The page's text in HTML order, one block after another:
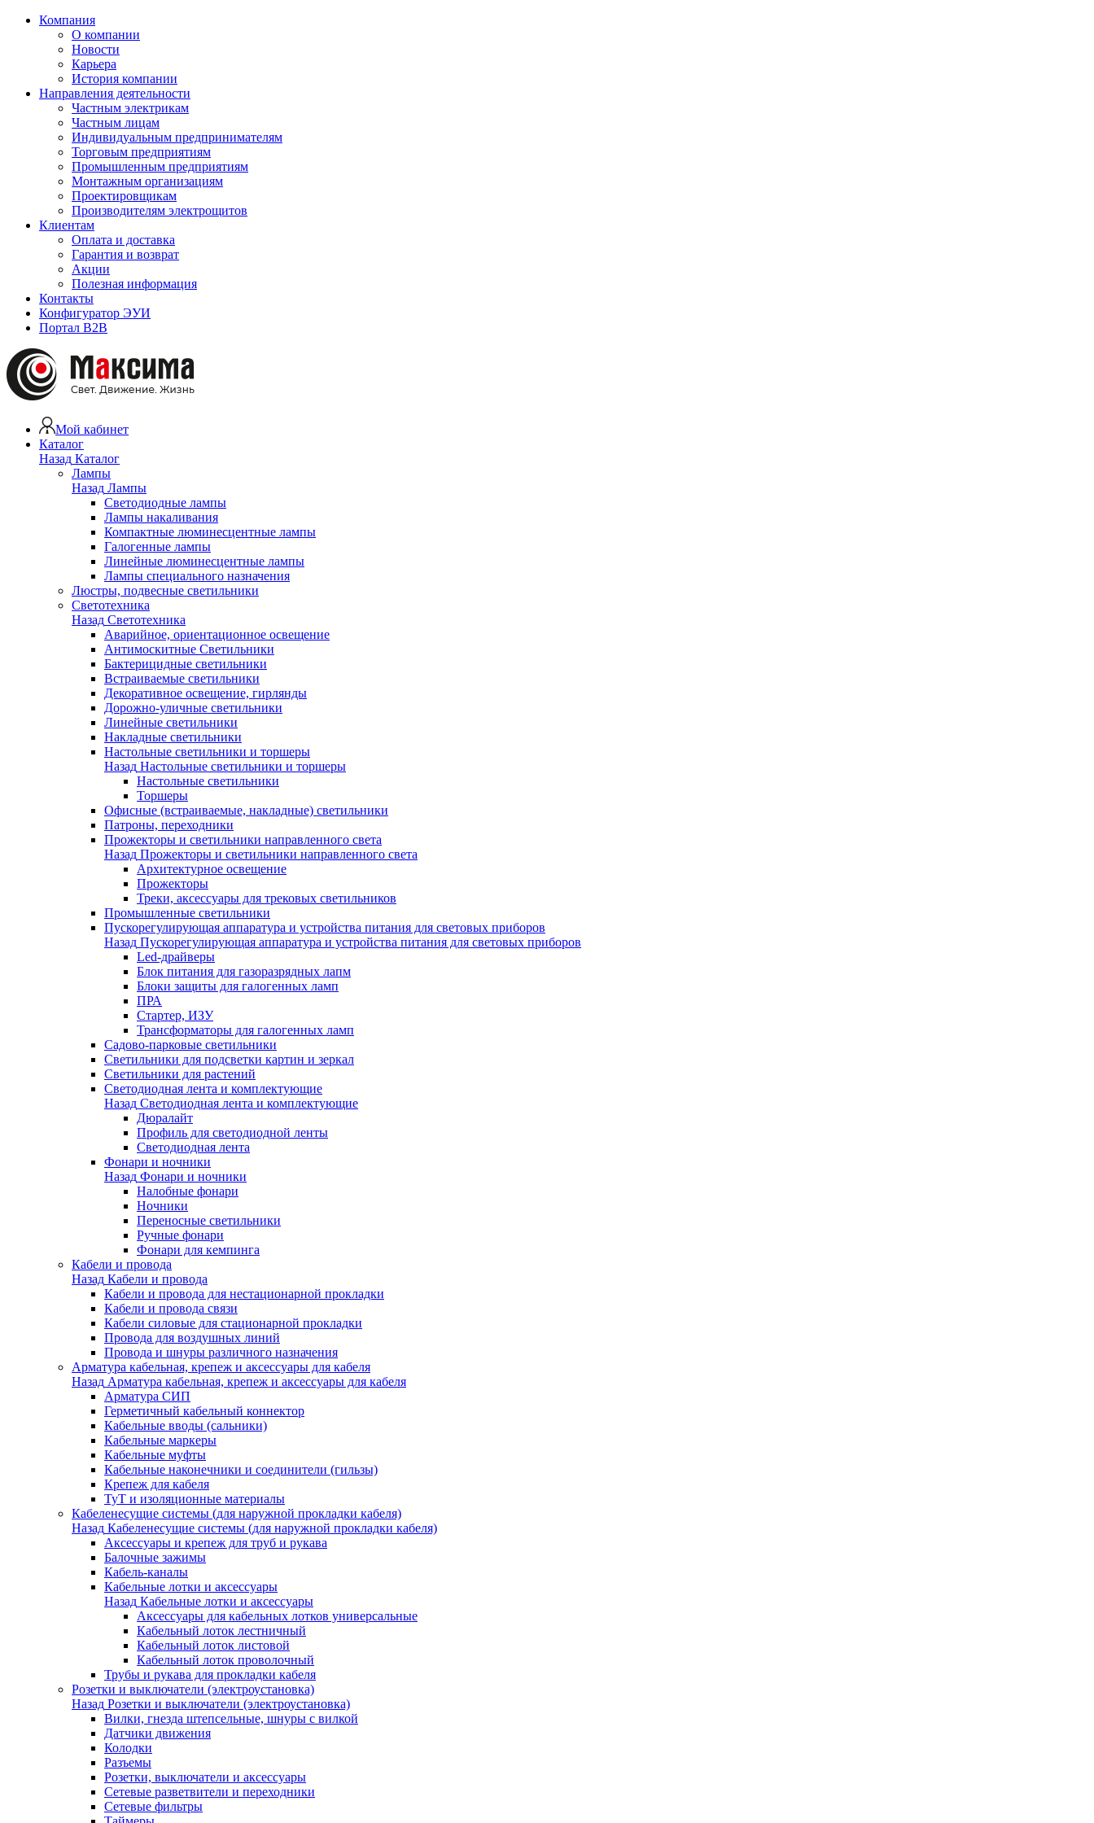
Компания
О компании
Новости
Карьера
История компании
Направления деятельности
Частным электрикам
Частным лицам
Индивидуальным предпринимателям
Торговым предприятиям
Промышленным предприятиям
Монтажным организациям
Проектировщикам
Производителям электрощитов
Клиентам
Оплата и доставка
Гарантия и возврат
Акции
Полезная информация
Контакты
Конфигуратор ЭУИ
Портал B2B
Мой кабинет
Каталог
Назад Каталог
Лампы
Назад Лампы
Светодиодные лампы
Лампы накаливания
Компактные люминесцентные лампы
Галогенные лампы
Линейные люминесцентные лампы
Лампы специального назначения
Люстры, подвесные светильники
Светотехника
Назад Светотехника
Аварийное, ориентационное освещение
Антимоскитные Светильники
Бактерицидные светильники
Встраиваемые светильники
Декоративное освещение, гирлянды
Дорожно-уличные светильники
Линейные светильники
Накладные светильники
Настольные светильники и торшеры
Назад Настольные светильники и торшеры
Настольные светильники
Торшеры
Офисные (встраиваемые, накладные) светильники
Патроны, переходники
Прожекторы и светильники направленного света
Назад Прожекторы и светильники направленного света
Архитектурное освещение
Прожекторы
Треки, аксессуары для трековых светильников
Промышленные светильники
Пускорегулирующая аппаратура и устройства питания для световых приборов
Назад Пускорегулирующая аппаратура и устройства питания для световых приборов
Led-драйверы
Блок питания для газоразрядных лапм
Блоки защиты для галогенных ламп
ПРА
Стартер, ИЗУ
Трансформаторы для галогенных ламп
Садово-парковые светильники
Светильники для подсветки картин и зеркал
Светильники для растений
Светодиодная лента и комплектующие
Назад Светодиодная лента и комплектующие
Дюралайт
Профиль для светодиодной ленты
Светодиодная лента
Фонари и ночники
Назад Фонари и ночники
Налобные фонари
Ночники
Переносные светильники
Ручные фонари
Фонари для кемпинга
Кабели и провода
Назад Кабели и провода
Кабели и провода для нестационарной прокладки
Кабели и провода связи
Кабели силовые для стационарной прокладки
Провода для воздушных линий
Провода и шнуры различного назначения
Арматура кабельная, крепеж и аксессуары для кабеля
Назад Арматура кабельная, крепеж и аксессуары для кабеля
Арматура СИП
Герметичный кабельный коннектор
Кабельные вводы (сальники)
Кабельные маркеры
Кабельные муфты
Кабельные наконечники и соединители (гильзы)
Крепеж для кабеля
ТуТ и изоляционные материалы
Кабеленесущие системы (для наружной прокладки кабеля)
Назад Кабеленесущие системы (для наружной прокладки кабеля)
Аксессуары и крепеж для труб и рукава
Балочные зажимы
Кабель-каналы
Кабельные лотки и аксессуары
Назад Кабельные лотки и аксессуары
Аксессуары для кабельных лотков универсальные
Кабельный лоток лестничный
Кабельный лоток листовой
Кабельный лоток проволочный
Трубы и рукава для прокладки кабеля
Розетки и выключатели (электроустановка)
Назад Розетки и выключатели (электроустановка)
Вилки, гнезда штепсельные, шнуры с вилкой
Датчики движения
Колодки
Разъемы
Розетки, выключатели и аксессуары
Сетевые разветвители и переходники
Сетевые фильтры